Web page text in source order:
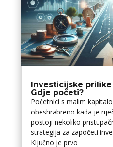
Investicijske
Gdje početi?
Početnici s malim
obeshrabreno kada je
postoji nekoliko
strategija za započeti
Ključno je prvo